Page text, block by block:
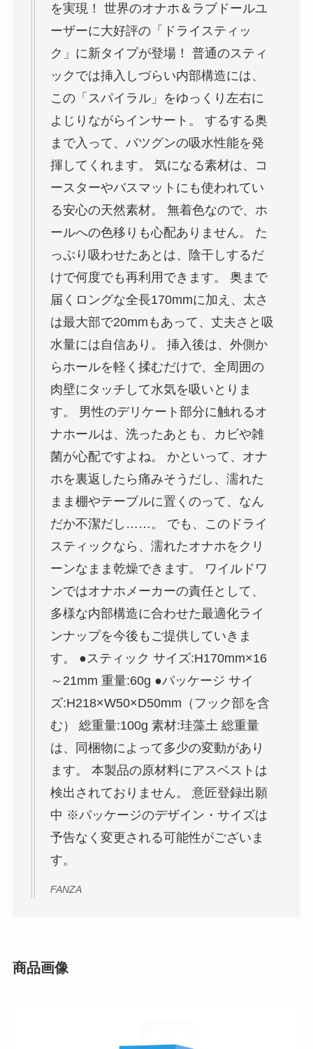
を実現！ 世界のオナホ＆ラブドールユ
ーザーに大好評の「ドライスティッ
ク」に新タイプが登場！ 普通のスティ
ックでは挿入しづらい内部構造には、
この「スパイラル」をゆっくり左右に
よじりながらインサート。 するする奥
まで入って、バツグンの吸水性能を発
揮してくれます。 気になる素材は、コ
ースターやバスマットにも使われてい
る安心の天然素材。 無着色なので、ホ
ールへの色移りも心配ありません。 た
っぷり吸わせたあとは、陰干しするだ
けで何度でも再利用できます。 奥まで
届くロングな全長170mmに加え、太さ
は最大部で20mmもあって、丈夫さと吸
水量には自信あり。 挿入後は、外側か
らホールを軽く揉むだけで、全周囲の
肉壁にタッチして水気を吸いとりま
す。 男性のデリケート部分に触れるオ
ナホールは、洗ったあとも、カビや雑
菌が心配ですよね。 かといって、オナ
ホを裏返したら痛みそうだし、濡れた
まま棚やテーブルに置くのって、なん
だか不潔だし……。 でも、このドライ
スティックなら、濡れたオナホをクリ
ーンなまま乾燥できます。 ワイルドワ
ンではオナホメーカーの責任として、
多様な内部構造に合わせた最適化ライ
ンナップを今後もご提供していきま
す。 ●スティック サイズ:H170mm×16
～21mm 重量:60g ●パッケージ サイ
ズ:H218×W50×D50mm（フック部を含
む） 総重量:100g 素材:珪藻土 総重量
は、同梱物によって多少の変動があり
ます。 本製品の原材料にアスベストは
検出されておりません。 意匠登録出願
中 ※パッケージのデザイン・サイズは
予告なく変更される可能性がございま
す。
FANZA
商品画像